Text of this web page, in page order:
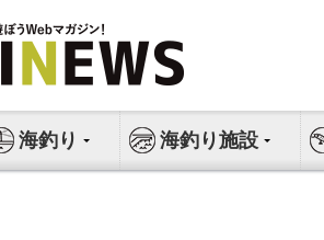
海釣り 海釣り施設